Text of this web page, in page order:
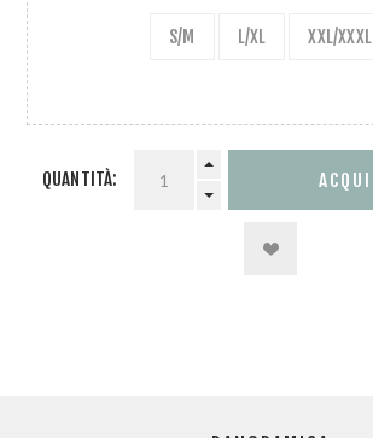
S/M L/XL XXL/XXXL
QUANTITÀ: